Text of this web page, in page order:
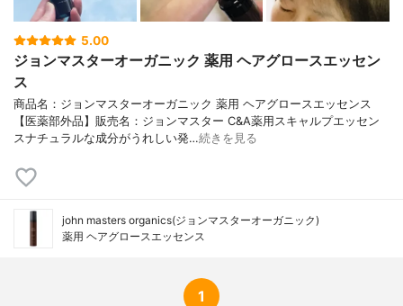
5.00
ジョンマスターオーガニック 薬用 ヘアグロースエッセン
ス
商品名：ジョンマスターオーガニック 薬用 ヘアグロースエッセンス
【医薬部外品】販売名：ジョンマスター C&A薬用スキャルプエッセン
スナチュラルな成分がうれしい発…続きを見る
john masters organics(ジョンマスターオーガニック)
薬用 ヘアグロースエッセンス
1